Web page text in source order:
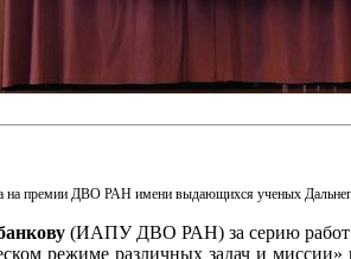
премии ДВО РАН имени выдающихся ученых
(ИАПУ ДВО РАН) за серию работ
режиме различных задач и миссии»